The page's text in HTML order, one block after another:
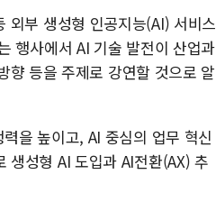
외부 생성형 인공지능(AI) 서비스
행사에서 AI 기술 발전이 산업과
향 등을 주제로 강연할 것으로 알
을 높이고, AI 중심의 업무 혁신
생성형 AI 도입과 AI전환(AX) 추